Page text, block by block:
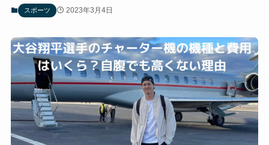
スポーツ 2023年3月4日